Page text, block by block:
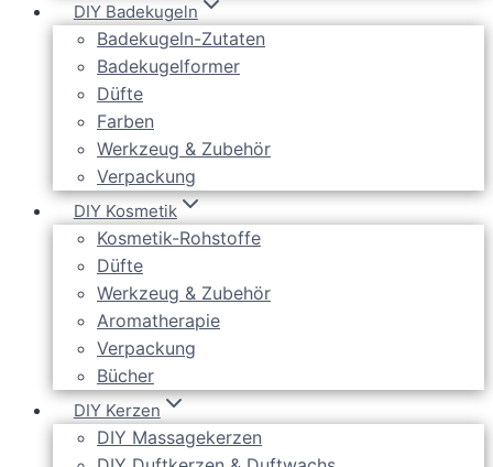
DIY Badekugeln
Badekugeln-Zutaten
Badekugelformer
Düfte
Farben
Werkzeug & Zubehör
Verpackung
DIY Kosmetik
Kosmetik-Rohstoffe
Düfte
Werkzeug & Zubehör
Aromatherapie
Verpackung
Bücher
DIY Kerzen
DIY Massagekerzen